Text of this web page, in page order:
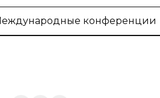
конференции